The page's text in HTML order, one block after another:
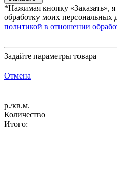
*Нажимая кнопку «Заказать», я
обработку моих персональных
политикой в отношении
Задайте параметры товара
Отмена
р./кв.м.
Количество
Итого: